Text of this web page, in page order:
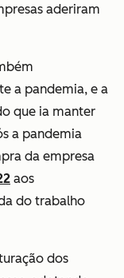
aderiram
a pandemia, e a
que ia manter
a pandemia
da empresa
aos
do trabalho
dos